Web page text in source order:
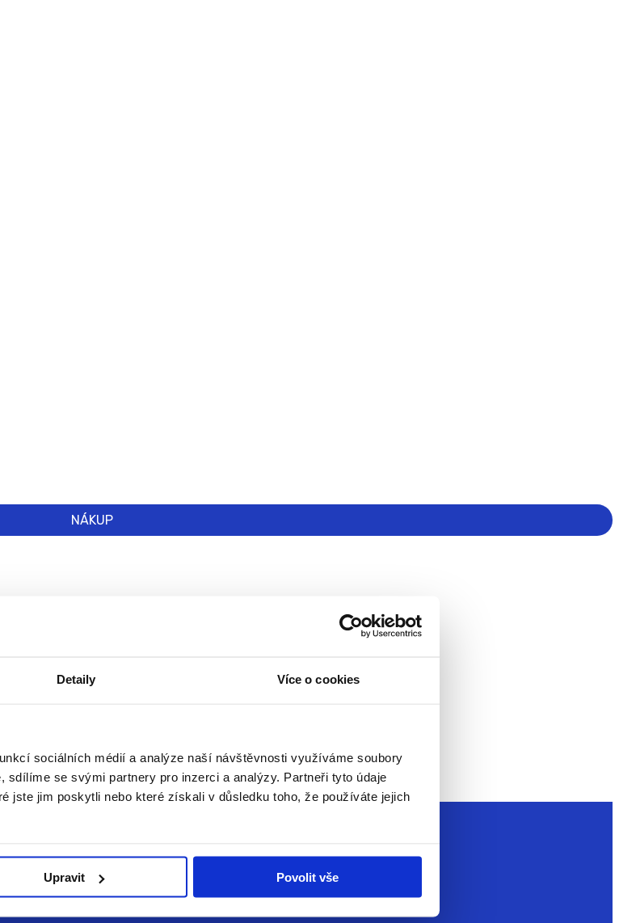
Detaily Více o cookies
sociálních médií a analýze naší návštěvnosti využíváme soubory
sdílíme se svými partnery pro inzerci a analýzy. Partneři tyto údaje
jste jim poskytli nebo které získali v důsledku toho, že používáte jejich
Upravit Povolit vše
NÁKUP
vašeho dítěte.
organismu je důležitá vyvážená strava a zdravý životní styl.